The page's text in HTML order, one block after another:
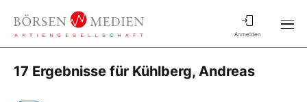
Anmelden
17 Ergebnisse für Kühlberg, Andreas